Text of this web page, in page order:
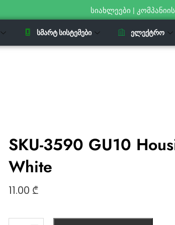
სიახლეები |
ᲡᲛᲐᲠᲢ ᲡᲘᲡᲢᲔᲛᲔᲑᲘ ᲔᲚᲔᲥᲢᲠᲝ
SKU-3590 GU10
White
11.00 ₾